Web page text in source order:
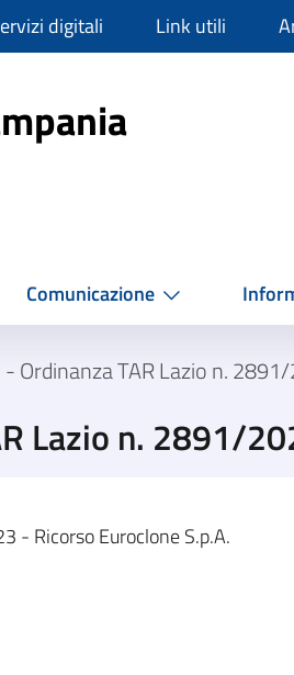
digitali Link utili
Comunicazione
Ordinanza TAR Lazio n.
Lazio n. 2891/
- Ricorso Euroclone S.p.A.